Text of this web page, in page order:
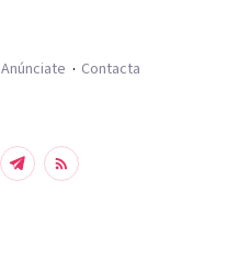
Anúnciate Contacta